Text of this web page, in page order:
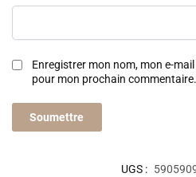
Enregistrer mon nom, mon e-
pour mon prochain commentaire.
UGS :